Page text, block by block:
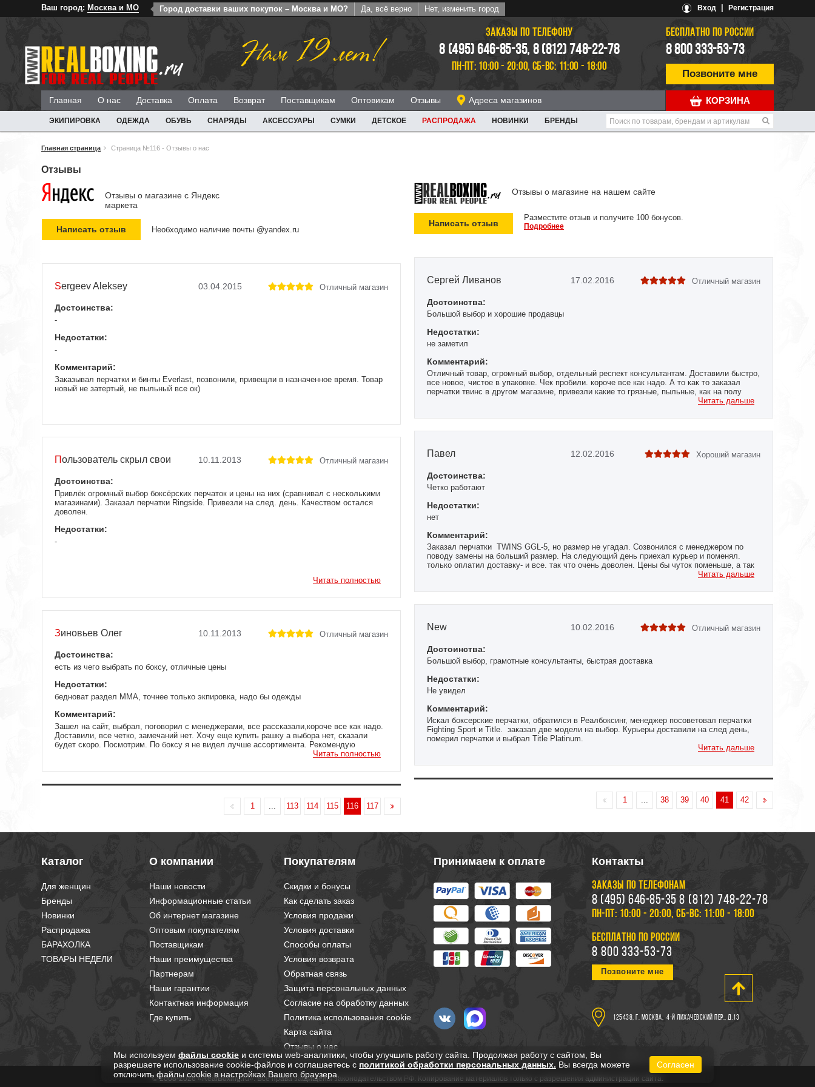
Ваш город: Москва и МО Город доставки ваших покупок – Москва и МО? Да, всё верно Нет, изменить город Вход Регистрация
Нам 19 лет! ЗАКАЗЫ ПО ТЕЛЕФОНУ
8 (495) 646-85-35, 8 (812) 748-22-78
ПН-ПТ: 10:00 - 20:00, СБ-ВС: 11:00 - 18:00
БЕСПЛАТНО ПО РОССИИ
8 800 333-53-73
Позвоните мне
КОРЗИНА
Главная О нас Доставка Оплата Возврат Поставщикам Оптовикам Отзывы Адреса магазинов
ЭКИПИРОВКА ОДЕЖДА ОБУВЬ СНАРЯДЫ АКСЕССУАРЫ СУМКИ ДЕТСКОЕ РАСПРОДАЖА НОВИНКИ БРЕНДЫ
Главная страница Страница №116 - Отзывы о нас
Отзывы
Отзывы о магазине c Яндекс
маркета
Необходимо наличие почты @yandex.ru
Sergeev Aleksey 03.04.2015 Отличный магазин
Достоинства:
-
Недостатки:
-
Комментарий:
Заказывал перчатки и бинты Everlast, позвонили, привещли в назначенное время. Товар
новый не затертый, не пыльный все ок)
Пользователь скрыл свои
данные
10.11.2013 Отличный магазин
Достоинства:
Привлёк огромный выбор боксёрских перчаток и цены на них (сравнивал с несколькими
магазинами). Заказал перчатки Ringside. Привезли на след. день. Качеством остался
доволен.
Недостатки:
-
Читать полностью
Зиновьев Олег 10.11.2013 Отличный магазин
Достоинства:
есть из чего выбрать по боксу, отличные цены
Недостатки:
бедноват раздел ММА, точнее только экпировка, надо бы одежды
Комментарий:
Зашел на сайт, выбрал, поговорил с менеджерами, все рассказали,короче все как надо.
Доставили, все четко, замечаний нет. Хочу еще купить рашку а выбора нет, сказали
будет скоро. Посмотрим. По боксу я не видел лучше ассортимента. Рекомендую
Читать полностью
1 113 114 115 116 117
Отзывы о магазине на нашем сайте
Написать отзыв
Разместите отзыв и получите 100 бонусов.
Подробнее
Сергей Ливанов 17.02.2016 Отличный магазин
Достоинства:
Большой выбор и хорошие продавцы
Недостатки:
не заметил
Комментарий:
Отличный товар, огромный выбор, отдельный респект консультантам. Доставили быстро,
все новое, чистое в упаковке. Чек пробили. короче все как надо. А то как то заказал
перчатки твинс в другом магазине, привезли какие то грязные, пыльные, как на полу
Читать дальше
Павел 12.02.2016 Хороший магазин
Достоинства:
Четко работают
Недостатки:
нет
Комментарий:
Заказал перчатки TWINS GGL-5, но размер не угадал. Созвонился с менеджером по
поводу замены на больший размер. На следующий день приехал курьер и поменял.
только оплатил доставку- и все. так что очень доволен. Цены бы чуток поменьше, а так
Читать дальше
New 10.02.2016 Отличный магазин
Достоинства:
Большой выбор, грамотные консультанты, быстрая доставка
Недостатки:
Не увидел
Комментарий:
Искал боксерские перчатки, обратился в Реалбоксинг, менеджер посоветовал перчатки
Fighting Sport и Title. заказал две модели на выбор. Курьеры доставили на след день,
померил перчатки и выбрал Title Platinum.
Читать дальше
1 38 39 40 41 42
Каталог
Для женщин
Бренды
Новинки
Распродажа
БАРАХОЛКА
ТОВАРЫ НЕДЕЛИ
О компании
Наши новости
Информационные статьи
Об интернет магазине
Оптовым покупателям
Поставщикам
Наши преимущества
Партнерам
Наши гарантии
Контактная информация
Где купить
Покупателям
Скидки и бонусы
Как сделать заказ
Условия продажи
Условия доставки
Способы оплаты
Условия возврата
Обратная связь
Защита персональных данных
Согласие на обработку данных
Политика использования cookie
Карта сайта
Отзывы о нас
Принимаем к оплате Контакты
ЗАКАЗЫ ПО ТЕЛЕФОНАМ
8 (495) 646-85-35 8 (812) 748-22-78
ПН-ПТ: 10:00 - 20:00, СБ-ВС: 11:00 - 18:00
БЕСПЛАТНО ПО РОССИИ
8 800 333-53-73
Позвоните мне
125438, г. Москва, 4-й Лихачевский пер., д.13
© 2008-2026 «RealBoxing.ru». Все права защищены законодательством РФ. Копирование материалов только с разрешения администрации сайта.
Мы используем файлы cookie и системы web-аналитики, чтобы улучшить работу сайта. Продолжая работу с сайтом, Вы
разрешаете использование cookie-файлов и соглашаетесь с политикой обработки персональных данных. Вы всегда можете
отключить файлы cookie в настройках Вашего браузера.
Согласен